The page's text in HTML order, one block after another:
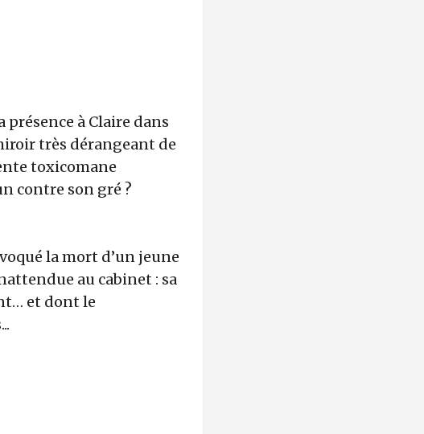
à Claire dans
très dérangeant de
toxicomane
contre son gré ?
la mort d’un jeune
au cabinet : sa
et dont le